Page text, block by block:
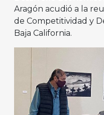
Aragón acudió a la
de Competitividad y
Baja California.